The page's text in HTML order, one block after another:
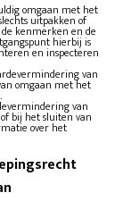
omgaan met het
uitpakken of
kenmerken en de
hierbij is
en inspecteren
van
omgaan met het
van
bij het sluiten van
over het